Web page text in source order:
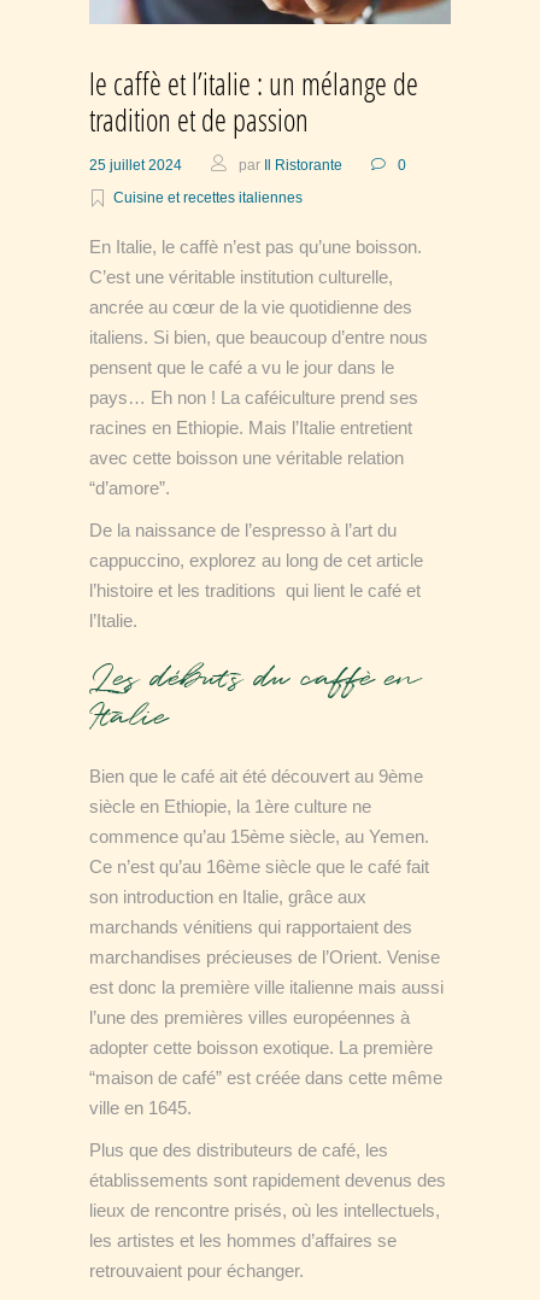
le caffè et l’italie : un mélange de
tradition et de passion
25 juillet 2024 par Il Ristorante
0
Cuisine et recettes italiennes
En Italie, le caffè n’est pas qu’une boisson.
C’est une véritable institution culturelle,
ancrée au cœur de la vie quotidienne des
italiens. Si bien, que beaucoup d’entre nous
pensent que le café a vu le jour dans le
pays… Eh non ! La caféiculture prend ses
racines en Ethiopie. Mais l’Italie entretient
avec cette boisson une véritable relation
“d’amore”.
De la naissance de l’espresso à l’art du
cappuccino, explorez au long de cet article
l’histoire et les traditions qui lient le café et
l’Italie.
Les débuts du caffè en
Italie
Bien que le café ait été découvert au 9ème
siècle en Ethiopie, la 1ère culture ne
commence qu’au 15ème siècle, au Yemen.
Ce n’est qu’au 16ème siècle que le café fait
son introduction en Italie, grâce aux
marchands vénitiens qui rapportaient des
marchandises précieuses de l’Orient. Venise
est donc la première ville italienne mais aussi
l’une des premières villes européennes à
adopter cette boisson exotique. La première
“maison de café” est créée dans cette même
ville en 1645.
Plus que des distributeurs de café, les
établissements sont rapidement devenus des
lieux de rencontre prisés, où les intellectuels,
les artistes et les hommes d’affaires se
retrouvaient pour échanger.